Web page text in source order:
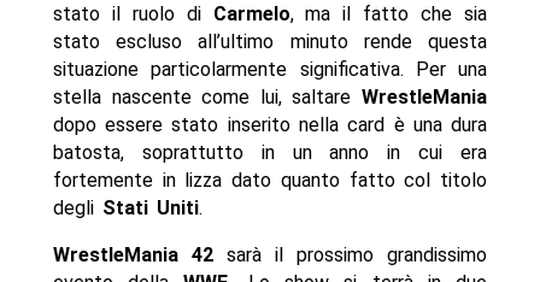
stato il ruolo di Carmelo, ma il fatto che sia
stato escluso all’ultimo minuto rende questa
situazione particolarmente significativa. Per una
stella nascente come lui, saltareWrestleMania
dopo essere stato inserito nella card è una dura
batosta, soprattutto in un anno in cui era
fortemente in lizza dato quanto fatto col titolo
degli Stati Uniti.
WrestleMania 42sarà il prossimo grandissimo